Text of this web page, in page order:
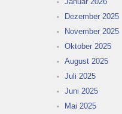
Dezember 2025
November 2025
Oktober 2025
August 2025
Juli 2025
Juni 2025
Mai 2025